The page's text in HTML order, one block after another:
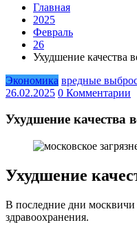
Главная
2025
Февраль
26
Ухудшение качества
Экономика вредные
26.02.2025 0 Комментарии
Ухудшение качества
Ухудшение
В последние дни москвичи
здравоохранения.